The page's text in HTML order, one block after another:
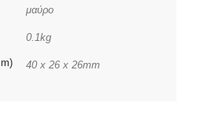
μαύρο
0.1kg
40 x 26 x 26mm